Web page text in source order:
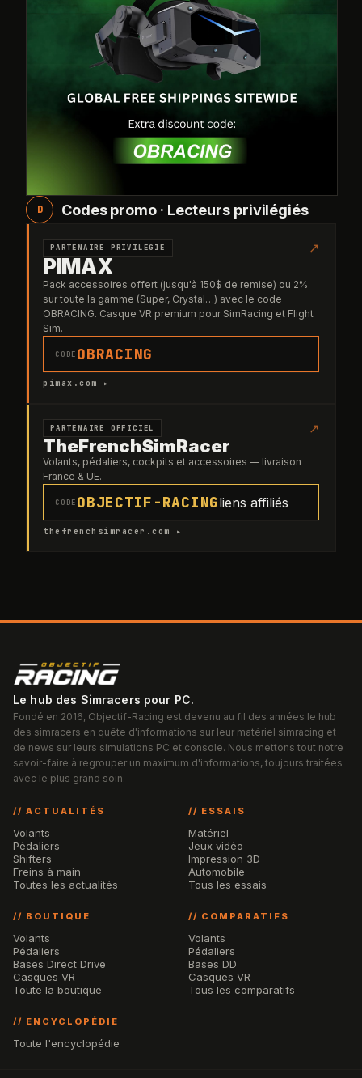
D Codes promo · Lecteurs privilégiés
PARTENAIRE PRIVILÉGIÉ ↗
PIMAX
Pack accessoires offert (jusqu'à 150$ de remise) ou 2%
sur toute la gamme (Super, Crystal…) avec le code
OBRACING. Casque VR premium pour SimRacing et Flight
Sim.
CODE OBRACING
pimax.com ▸
PARTENAIRE OFFICIEL ↗
TheFrenchSimRacer
Volants, pédaliers, cockpits et accessoires — livraison
France & UE.
CODE OBJECTIF-RACINGliens affiliés
thefrenchsimracer.com ▸
Le hub des Simracers pour PC.
Fondé en 2016, Objectif-Racing est devenu au fil des années le hub
des simracers en quête d'informations sur leur matériel simracing et
de news sur leurs simulations PC et console. Nous mettons tout notre
savoir-faire à regrouper un maximum d'informations, toujours traitées
avec le plus grand soin.
// ACTUALITÉS
Volants
Pédaliers
Shifters
Freins à main
Toutes les actualités
// ESSAIS
Matériel
Jeux vidéo
Impression 3D
Automobile
Tous les essais
// BOUTIQUE
Volants
Pédaliers
Bases Direct Drive
Casques VR
Toute la boutique
// COMPARATIFS
Volants
Pédaliers
Bases DD
Casques VR
Tous les comparatifs
// ENCYCLOPÉDIE
Toute l'encyclopédie